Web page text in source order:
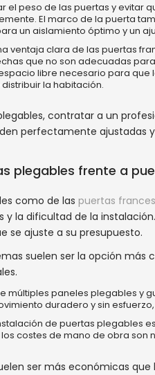
el peso de las puertas y evitar
El marco de la puerta
un aislamiento óptimo y un
ventaja clara de las puertas
que no son adecuadas
libre necesario para
la habitación.
contratar a un
perfectamente ajustadas
plegables frente a
como de las puertas
la dificultad de la
se ajuste a su presupuesto.
suelen ser la opción
múltiples paneles plegables y
duradero y sin
de puertas plegables
costes de mano de obra son
ser más económicas